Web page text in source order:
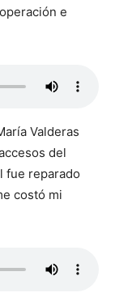
e
Valderas
del
fue reparado
costó mi